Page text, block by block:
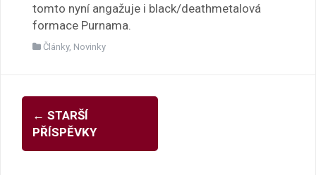
tomto nyní angažuje i black/deathmetalová
formace Purnama.
Články, Novinky
Navigace
pro
příspěvky
← STARŠÍ
PŘÍSPĚVKY